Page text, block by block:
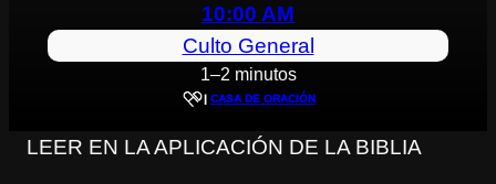
10:00 AM
Culto General
1–2 minutos
| CASA DE ORACIÓN
LEER EN LA APLICACIÓN DE LA BIBLIA